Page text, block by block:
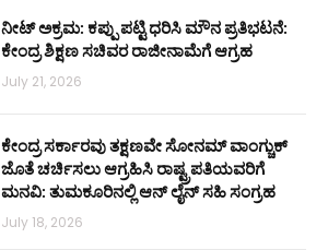
ನೀಟ್ ಅಕ್ರಮ: ಕಪ್ಪು ಪಟ್ಟಿ ಧರಿಸಿ ಮೌನ ಪ್ರತಿಭಟನೆ:
ಕೇಂದ್ರ ಶಿಕ್ಷಣ ಸಚಿವರ ರಾಜೀನಾಮೆಗೆ ಆಗ್ರಹ
July 21, 2026
ಕೇಂದ್ರ ಸರ್ಕಾರವು ತಕ್ಷಣವೇ ಸೋನಮ್ ವಾಂಗ್ಚುಕ್
ಜೊತೆ ಚರ್ಚಿಸಲು ಆಗ್ರಹಿಸಿ ರಾಷ್ಟ್ರಪತಿಯವರಿಗೆ
ಮನವಿ: ತುಮಕೂರಿನಲ್ಲಿ ಆನ್‌ ಲೈನ್ ಸಹಿ ಸಂಗ್ರಹ
July 18, 2026